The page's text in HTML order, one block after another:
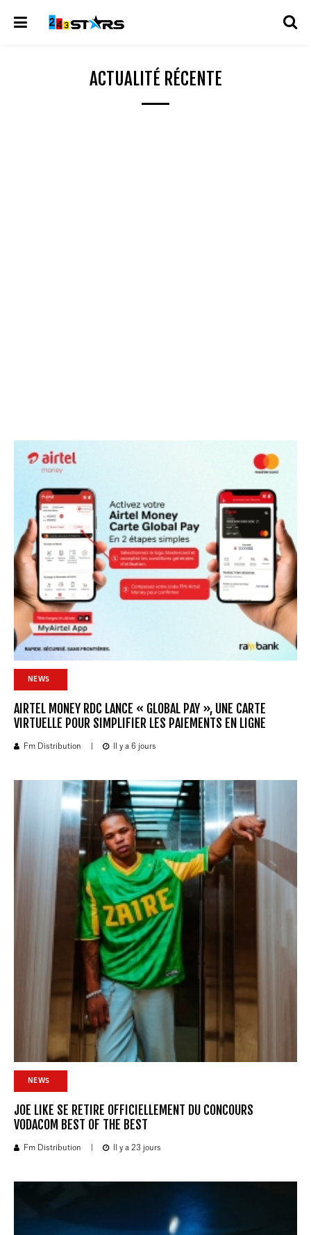
ACTUALITÉ RÉCENTE
NEWS
AIRTEL MONEY RDC LANCE « GLOBAL PAY », UNE CARTE
VIRTUELLE POUR SIMPLIFIER LES PAIEMENTS EN LIGNE
Fm Distribution Il y a 6 jours
NEWS
JOE LIKE SE RETIRE OFFICIELLEMENT DU CONCOURS
VODACOM BEST OF THE BEST
Fm Distribution Il y a 23 jours